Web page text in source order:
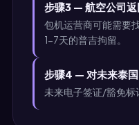
步骤3 — 航空公司返
包机运营商可能需要
1-7天的普吉拘留。
步骤4 — 对未来泰
未来电子签证/豁免标